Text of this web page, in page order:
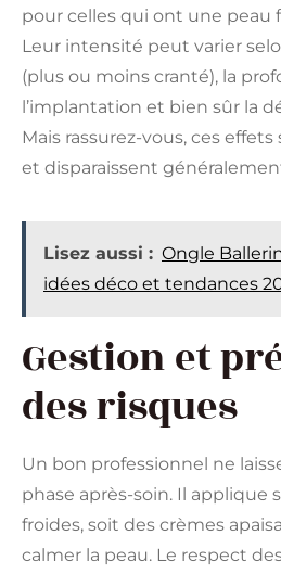
pour celles qui ont une peau
Leur intensité peut varier
(plus ou moins cranté), la
l’implantation et bien sûr la
Mais rassurez-vous, ces
et disparaissent
Lisez aussi : Ongle
idées déco et tendances
Gestion et
des risques
Un bon professionnel ne
phase après-soin. Il applique
froides, soit des crèmes
calmer la peau. Le respect